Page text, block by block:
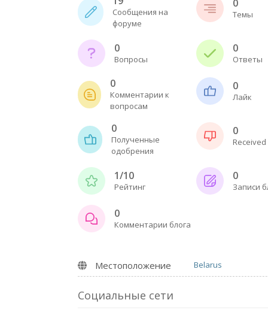
Сообщения на
форуме
0
Темы
0
Вопросы
0
Ответы
0
Комментарии к
вопросам
0
Лайк
0
Полученные
одобрения
0
1/10
Рейтинг
0
Записи
0
Комментарии блога
Местоположение Belarus
Социальные сети